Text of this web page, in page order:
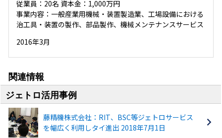
従業員：20名 資本金：1,000万円
事業内容：一般産業用機械・装置製造業、工場設備における
治工具・装置の製作、部品製作、機械メンテナンスサービス
2016年3月
関連情報
ジェトロ活用事例
藤精機株式会社：RIT、BSC等ジェトロサービス
を幅広く利用しタイ進出 2018年7月1日